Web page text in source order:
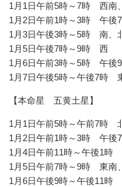
1月1日午前5時～7時 西南
1月2日午前1時～3時 午後
1月3日午後3時～5時 南、
1月5日午後7時～9時 西
1月6日午前3時～5時 午
1月7日午後5時～午後7時
【本命星 五黄土星】
1月1日午前5時～午前7時
1月2日午前1時～3時 午後
1月4日午前11時～午後1時
1月5日午前7時～9時 東
1月6日午後9時～午後11時